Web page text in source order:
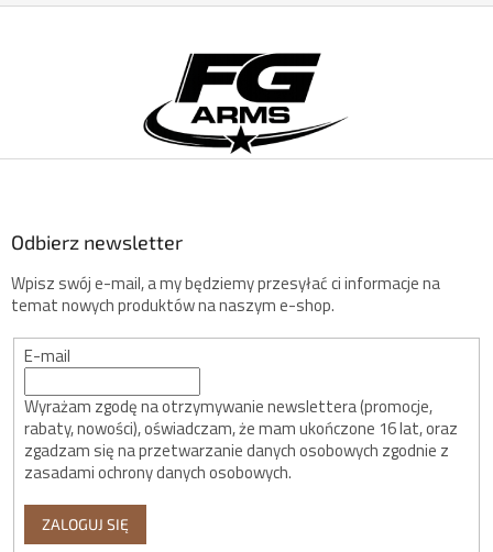
k
Odbierz newsletter
Wpisz swój e-mail, a my będziemy przesyłać ci informacje na
temat nowych produktów na naszym e-shop.
E-mail
Wyrażam zgodę na otrzymywanie newslettera (promocje,
rabaty, nowości), oświadczam, że mam ukończone 16 lat, oraz
zgadzam się na przetwarzanie danych osobowych zgodnie z
zasadami ochrony danych osobowych.
ZALOGUJ SIĘ